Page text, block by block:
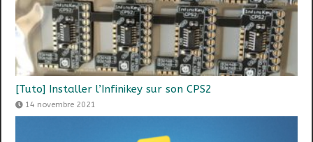
[Tuto] Installer l’Infinikey sur son CPS2
14 novembre 2021